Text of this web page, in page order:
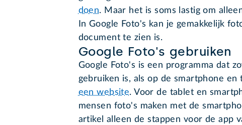
doen. Maar het is soms lastig om
In Google Foto's kan je gemakkelijk
document te zien is.
Google Foto's gebruiken
Google Foto's is een programma dat
gebruiken is, als op de smartphone en
een website. Voor de tablet en
mensen foto's maken met de
artikel alleen de stappen voor de app